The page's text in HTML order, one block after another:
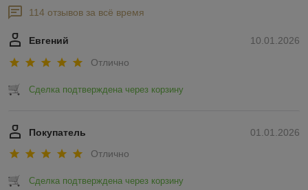
114 отзывов за всё время
10.01.2026
Евгений
Отлично
Сделка подтверждена через корзину
01.01.2026
Покупатель
Отлично
Сделка подтверждена через корзину